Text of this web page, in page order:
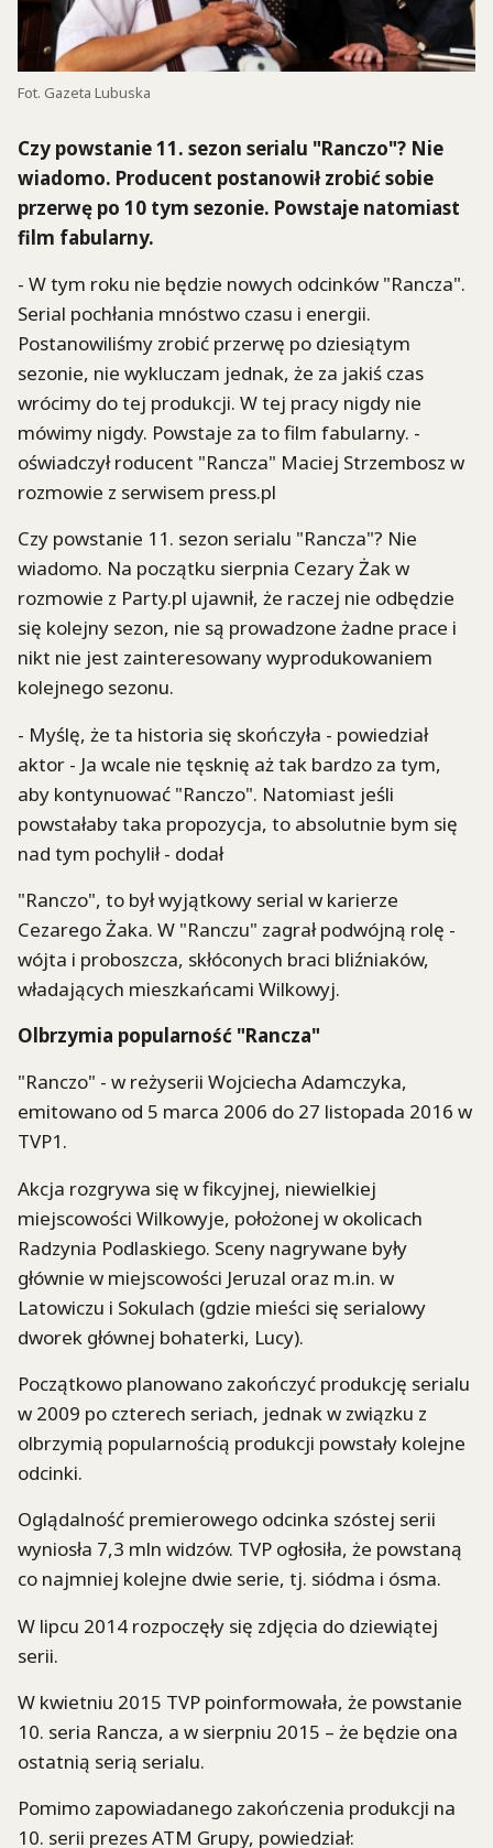
Fot. Gazeta Lubuska
Czy powstanie 11. sezon serialu "Ranczo"? Nie
wiadomo. Producent postanowił zrobić sobie
przerwę po 10 tym sezonie. Powstaje natomiast
film fabularny.
- W tym roku nie będzie nowych odcinków "Rancza".
Serial pochłania mnóstwo czasu i energii.
Postanowiliśmy zrobić przerwę po dziesiątym
sezonie, nie wykluczam jednak, że za jakiś czas
wrócimy do tej produkcji. W tej pracy nigdy nie
mówimy nigdy. Powstaje za to film fabularny. -
oświadczył roducent "Rancza" Maciej Strzembosz w
rozmowie z serwisem press.pl
Czy powstanie 11. sezon serialu "Rancza"? Nie
wiadomo. Na początku sierpnia Cezary Żak w
rozmowie z Party.pl ujawnił, że raczej nie odbędzie
się kolejny sezon, nie są prowadzone żadne prace i
nikt nie jest zainteresowany wyprodukowaniem
kolejnego sezonu.
- Myślę, że ta historia się skończyła - powiedział
aktor - Ja wcale nie tęsknię aż tak bardzo za tym,
aby kontynuować "Ranczo". Natomiast jeśli
powstałaby taka propozycja, to absolutnie bym się
nad tym pochylił - dodał
"Ranczo", to był wyjątkowy serial w karierze
Cezarego Żaka. W "Ranczu" zagrał podwójną rolę -
wójta i proboszcza, skłóconych braci bliźniaków,
władających mieszkańcami Wilkowyj.
Olbrzymia popularność "Rancza"
"Ranczo" - w reżyserii Wojciecha Adamczyka,
emitowano od 5 marca 2006 do 27 listopada 2016 w
TVP1.
Akcja rozgrywa się w fikcyjnej, niewielkiej
miejscowości Wilkowyje, położonej w okolicach
Radzynia Podlaskiego. Sceny nagrywane były
głównie w miejscowości Jeruzal oraz m.in. w
Latowiczu i Sokulach (gdzie mieści się serialowy
dworek głównej bohaterki, Lucy).
Początkowo planowano zakończyć produkcję serialu
w 2009 po czterech seriach, jednak w związku z
olbrzymią popularnością produkcji powstały kolejne
odcinki.
Oglądalność premierowego odcinka szóstej serii
wyniosła 7,3 mln widzów. TVP ogłosiła, że powstaną
co najmniej kolejne dwie serie, tj. siódma i ósma.
W lipcu 2014 rozpoczęły się zdjęcia do dziewiątej
serii.
W kwietniu 2015 TVP poinformowała, że powstanie
10. seria Rancza, a w sierpniu 2015 – że będzie ona
ostatnią serią serialu.
Pomimo zapowiadanego zakończenia produkcji na
10. serii prezes ATM Grupy, powiedział: